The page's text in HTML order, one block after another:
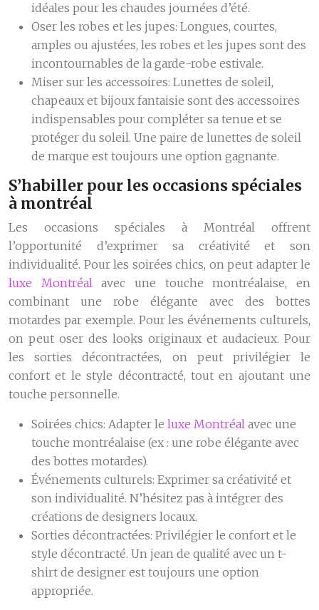
idéales pour les chaudes journées d’été.
Oser les robes et les jupes: Longues, courtes,
amples ou ajustées, les robes et les jupes sont des
incontournables de la garde-robe estivale.
Miser sur les accessoires: Lunettes de soleil,
chapeaux et bijoux fantaisie sont des accessoires
indispensables pour compléter sa tenue et se
protéger du soleil. Une paire de lunettes de soleil
de marque est toujours une option gagnante.
S’habiller pour les occasions spéciales
à montréal
Les occasions spéciales à Montréal offrent
l’opportunité d’exprimer sa créativité et son
individualité. Pour les soirées chics, on peut adapter le
luxe Montréalavec une touche montréalaise, en
combinant une robe élégante avec des bottes
motardes par exemple. Pour les événements culturels,
on peut oser des looks originaux et audacieux. Pour
les sorties décontractées, on peut privilégier le
confort et le style décontracté, tout en ajoutant une
touche personnelle.
Soirées chics: Adapter le luxe Montréal avec une
touche montréalaise (ex : une robe élégante avec
des bottes motardes).
Événements culturels: Exprimer sa créativité et
son individualité. N’hésitez pas à intégrer des
créations de designers locaux.
Sorties décontractées: Privilégier le confort et le
style décontracté. Un jean de qualité avec un t-
shirt de designer est toujours une option
appropriée.